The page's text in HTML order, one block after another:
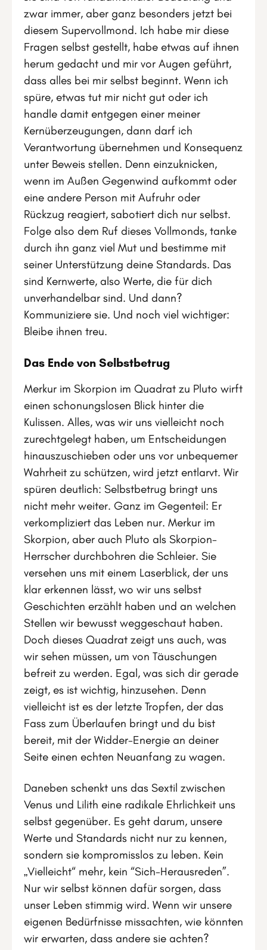
zwar immer, aber ganz besonders jetzt bei
diesem Supervollmond. Ich habe mir diese
Fragen selbst gestellt, habe etwas auf ihnen
herum gedacht und mir vor Augen geführt,
dass alles bei mir selbst beginnt. Wenn ich
spüre, etwas tut mir nicht gut oder ich
handle damit entgegen einer meiner
Kernüberzeugungen, dann darf ich
Verantwortung übernehmen und Konsequenz
unter Beweis stellen. Denn einzuknicken,
wenn im Außen Gegenwind aufkommt oder
eine andere Person mit Aufruhr oder
Rückzug reagiert, sabotiert dich nur selbst.
Folge also dem Ruf dieses Vollmonds, tanke
durch ihn ganz viel Mut und bestimme mit
seiner Unterstützung deine Standards. Das
sind Kernwerte, also Werte, die für dich
unverhandelbar sind. Und dann?
Kommuniziere sie. Und noch viel wichtiger:
Bleibe ihnen treu.
Das Ende von Selbstbetrug
Merkur im Skorpion im Quadrat zu Pluto wirft
einen schonungslosen Blick hinter die
Kulissen. Alles, was wir uns vielleicht noch
zurechtgelegt haben, um Entscheidungen
hinauszuschieben oder uns vor unbequemer
Wahrheit zu schützen, wird jetzt entlarvt. Wir
spüren deutlich: Selbstbetrug bringt uns
nicht mehr weiter. Ganz im Gegenteil: Er
verkompliziert das Leben nur. Merkur im
Skorpion, aber auch Pluto als Skorpion-
Herrscher durchbohren die Schleier. Sie
versehen uns mit einem Laserblick, der uns
klar erkennen lässt, wo wir uns selbst
Geschichten erzählt haben und an welchen
Stellen wir bewusst weggeschaut haben.
Doch dieses Quadrat zeigt uns auch, was
wir sehen müssen, um von Täuschungen
befreit zu werden. Egal, was sich dir gerade
zeigt, es ist wichtig, hinzusehen. Denn
vielleicht ist es der letzte Tropfen, der das
Fass zum Überlaufen bringt und du bist
bereit, mit der Widder-Energie an deiner
Seite einen echten Neuanfang zu wagen.
Daneben schenkt uns das Sextil zwischen
Venus und Lilith eine radikale Ehrlichkeit uns
selbst gegenüber. Es geht darum, unsere
Werte und Standards nicht nur zu kennen,
sondern sie kompromisslos zu leben. Kein
„Vielleicht“ mehr, kein “Sich-Herausreden”.
Nur wir selbst können dafür sorgen, dass
unser Leben stimmig wird. Wenn wir unsere
eigenen Bedürfnisse missachten, wie könnten
wir erwarten, dass andere sie achten?